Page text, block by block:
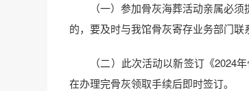
（一）参加骨灰海葬活动亲属必须
的，要及时与我馆骨灰寄存业务部门联
（二）此次活动以新签订《2024年
在办理完骨灰领取手续后即时签订。